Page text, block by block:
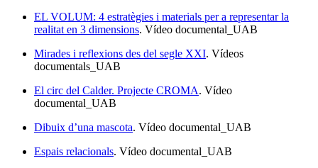
EL VOLUM: 4 estratègies i materials per a representar la
realitat en 3 dimensions. Vídeo documental_UAB
Mirades i reflexions des del segle XXI. Vídeos
documentals_UAB
El circ del Calder. Projecte CROMA. Vídeo
documental_UAB
Dibuix d’una mascota. Vídeo documental_UAB
Espais relacionals. Vídeo documental_UAB